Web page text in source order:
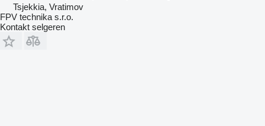
Tsjekkia, Vratimov
FPV technika s.r.o.
Kontakt selgeren